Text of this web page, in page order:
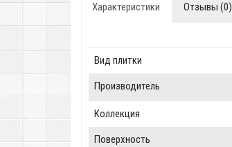
Характеристики Отзывы (0)
Вид плитки
Производитель
Коллекция
Поверхность